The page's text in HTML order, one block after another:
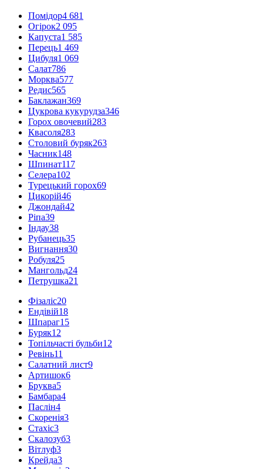
Помідор4 681
Огірок2 095
Капуста1 585
Перець1 469
Цибуля1 069
Салат786
Морква577
Редис565
Баклажан369
Цукрова кукурудза346
Горох овочевий283
Квасоля283
Столовий буряк263
Часник148
Шпинат117
Селера102
Турецький горох69
Цикорій46
Джондай42
Ріпа39
Індау38
Рубанець35
Вигнання30
Робуля25
Мангольд24
Петрушка21
Фізаліс20
Ендівій18
Шпараг15
Буряк12
Топільчасті бульби12
Ревінь11
Салатний лист9
Артишок6
Бруква5
Бамбара4
Паслін4
Скоренія3
Стахіс3
Скалозуб3
Вітлуф3
Крейда3